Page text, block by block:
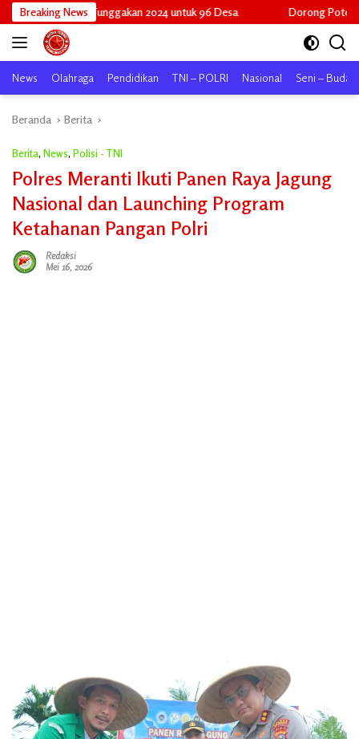
Langsung
ke
konten
Breaking News
2024 untuk 96 Desa Dorong Potensi Lokal Tembus
News Olahraga Pendidikan TNI – POLRI Nasional Seni –
Beranda Berita
Berita, News, Polisi - TNI
Polres Meranti Ikuti Panen Raya Jagung
Nasional dan Launching Program
Ketahanan Pangan Polri
Redaksi
Mei 16, 2026